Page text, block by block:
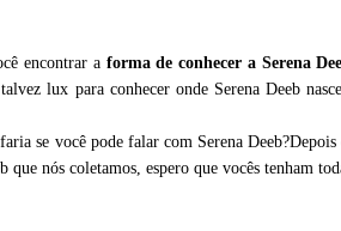
encontrar a forma de conhecer a Serena
lux para conhecer onde Serena Deeb
se você pode falar com Serena
que nós coletamos, espero que vocês tenham